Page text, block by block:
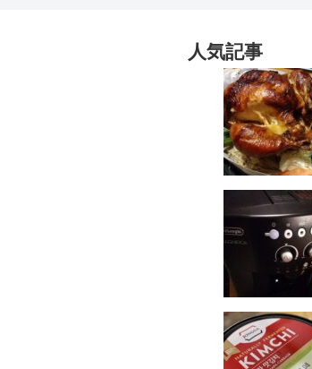
人気記事